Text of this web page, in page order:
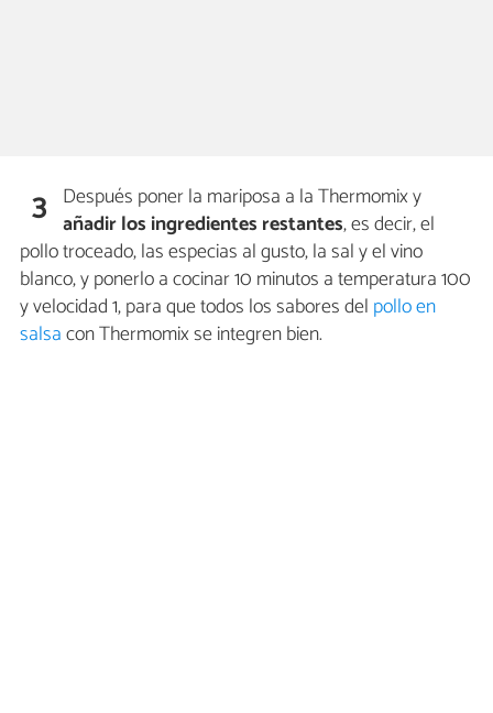
3 Después poner la mariposa a la Thermomix y
añadir los ingredientes restantes, es decir, el
pollo troceado, las especias al gusto, la sal y el vino
blanco, y ponerlo a cocinar 10 minutos a temperatura 100
y velocidad 1, para que todos los sabores del pollo en
salsacon Thermomix se integren bien.